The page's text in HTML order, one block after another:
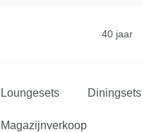
40 jaar
Loungesets Diningsets
Magazijnverkoop